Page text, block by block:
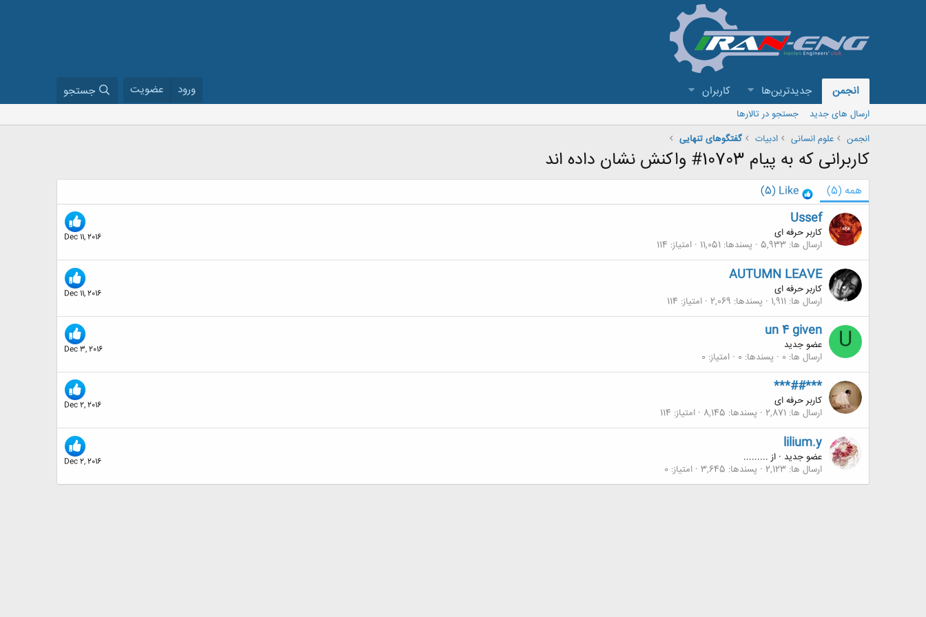
انجمن جدیدترین‌ها کاربران ورود عضویت جستجو
ارسال های جدید
جستجو در تالارها
انجمن
علوم انسانی ادبیات گفتگوهای تنهایی
کاربرانی که به پیام 10703# واکنش نشان داده اند
همه (5)
Like
(5)
Dec 11, 2016
Ussef
کاربر حرفه ای
ارسال ها 5,933 پسندها 11,051 امتیاز 114
Dec 11, 2016
AUTUMN LEAVE
کاربر حرفه ای
ارسال ها 1,911 پسندها 2,069 امتیاز 114
U
Dec 3, 2016
un 4 given
عضو جدید
ارسال ها 0 پسندها 0 امتیاز 0
Dec 2, 2016
***##***
کاربر حرفه ای
ارسال ها 2,871 پسندها 8,145 امتیاز 114
Dec 2, 2016
lilium.y
عضو جدید · از .........
ارسال ها 2,123 پسندها 3,645 امتیاز 0